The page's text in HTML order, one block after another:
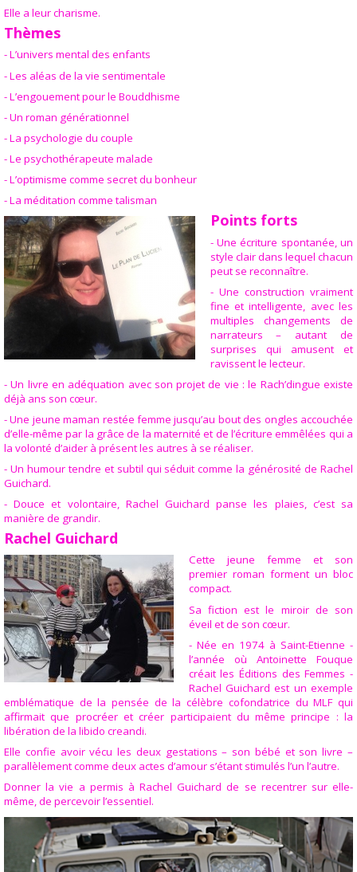
Elle a leur charisme.
Thèmes
- L’univers mental des enfants
- Les aléas de la vie sentimentale
- L’engouement pour le Bouddhisme
- Un roman générationnel
- La psychologie du couple
- Le psychothérapeute malade
- L’optimisme comme secret du bonheur
- La méditation comme talisman
Points forts
- Une écriture spontanée, un
style clair dans lequel chacun
peut se reconnaître.
- Une construction vraiment
fine et intelligente, avec les
multiples changements de
narrateurs – autant de
surprises qui amusent et
ravissent le lecteur.
- Un livre en adéquation avec son projet de vie : le Rach’dingue existe
déjà ans son cœur.
- Une jeune maman restée femme jusqu’au bout des ongles accouchée
d’elle-même par la grâce de la maternité et de l’écriture emmêlées qui a
la volonté d’aider à présent les autres à se réaliser.
- Un humour tendre et subtil qui séduit comme la générosité de Rachel
Guichard.
- Douce et volontaire, Rachel Guichard panse les plaies, c’est sa
manière de grandir.
Rachel Guichard
Cette jeune femme et son
premier roman forment un bloc
compact.
Sa fiction est le miroir de son
éveil et de son cœur.
- Née en 1974 à Saint-Etienne -
l’année où Antoinette Fouque
créait les Éditions des Femmes -
Rachel Guichard est un exemple
emblématique de la pensée de la célèbre cofondatrice du MLF qui
affirmait que procréer et créer participaient du même principe : la
libération de la libido creandi.
Elle confie avoir vécu les deux gestations – son bébé et son livre –
parallèlement comme deux actes d’amour s’étant stimulés l’un l’autre.
Donner la vie a permis à Rachel Guichard de se recentrer sur elle-
même, de percevoir l’essentiel.